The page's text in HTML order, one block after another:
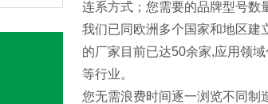
连系方式；您需要的品牌型号数
我们已同欧洲多个国家和地区建
的厂家目前已达50余家,应用领
等行业。
您无需浪费时间逐一浏览不同制